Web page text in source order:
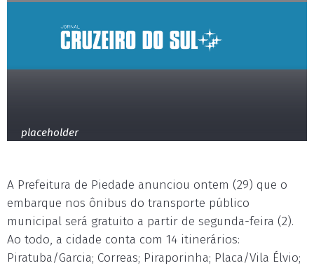
placeholder
A Prefeitura de Piedade anunciou ontem (29) que o
embarque nos ônibus do transporte público
municipal será gratuito a partir de segunda-feira (2).
Ao todo, a cidade conta com 14 itinerários:
Piratuba/Garcia; Correas; Piraporinha; Placa/Vila Élvio;